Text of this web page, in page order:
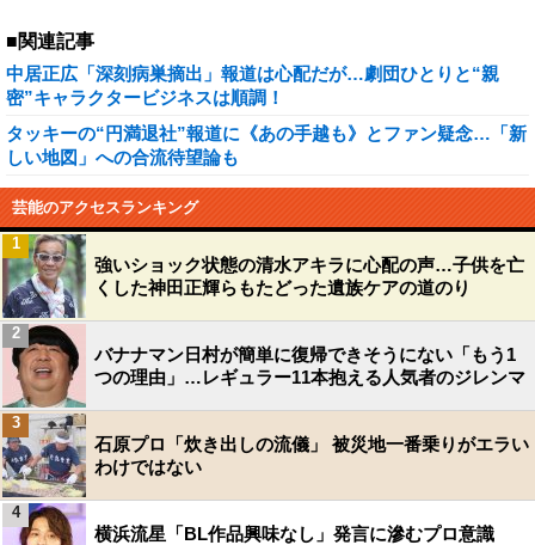
■関連記事
中居正広「深刻病巣摘出」報道は心配だが…劇団ひとりと“親
密”キャラクタービジネスは順調！
タッキーの“円満退社”報道に《あの手越も》とファン疑念…「新
しい地図」への合流待望論も
芸能のアクセスランキング
強いショック状態の清水アキラに心配の声…子供を亡
くした神田正輝らもたどった遺族ケアの道のり
1
バナナマン日村が簡単に復帰できそうにない「もう1
つの理由」…レギュラー11本抱える人気者のジレンマ
2
石原プロ「炊き出しの流儀」 被災地一番乗りがエラい
わけではない
3
横浜流星「BL作品興味なし」発言に滲むプロ意識
4